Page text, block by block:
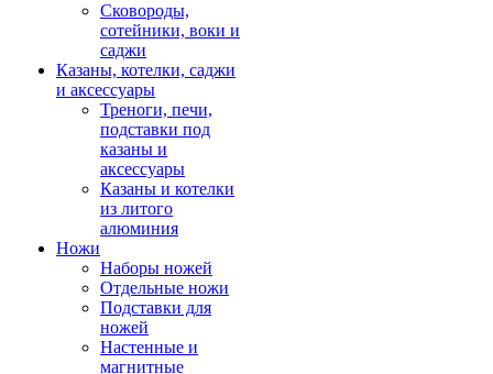
Сковороды,
сотейники, воки и
саджи
Казаны, котелки, саджи
и аксессуары
Треноги, печи,
подставки под
казаны и
аксессуары
Казаны и котелки
из литого
алюминия
Ножи
Наборы ножей
Отдельные ножи
Подставки для
ножей
Настенные и
магнитные